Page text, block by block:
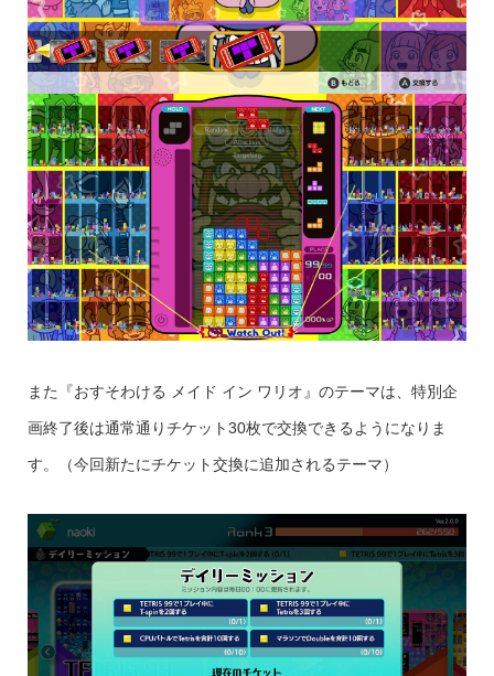
また『おすそわける メイド イン ワリオ』のテーマは、特別企
画終了後は通常通りチケット30枚で交換できるようになりま
す。（今回新たにチケット交換に追加されるテーマ）